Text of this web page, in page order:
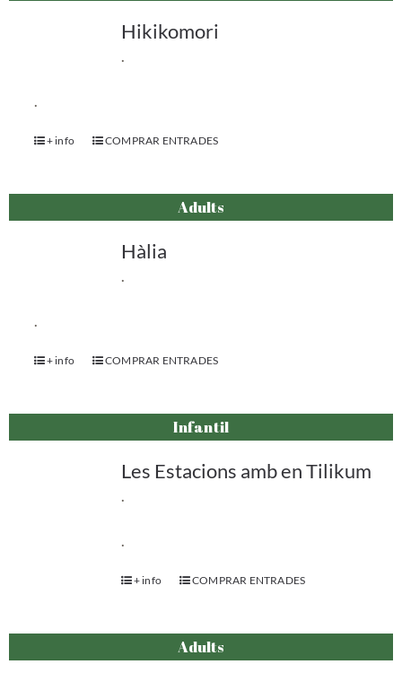
Hikikomori
.
.
+ info COMPRAR ENTRADES
Adults
Hàlia
.
.
+ info COMPRAR ENTRADES
Infantil
Les Estacions amb en Tilikum
.
.
+ info COMPRAR ENTRADES
Adults